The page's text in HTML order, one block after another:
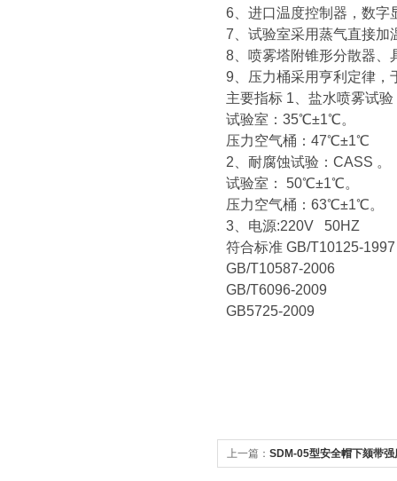
6、进口温度控制器，数
7、试验室采用蒸气直接
8、喷雾塔附锥形分散器
9、压力桶采用亨利定律，
主要指标 1、盐水喷雾试
试验室：35℃±1℃。
压力空气桶：47℃±1℃
2、耐腐蚀试验：CASS 。
试验室： 50℃±1℃。
压力空气桶：63℃±1℃。
3、电源:220V 50HZ
符合标准 GB/T10125-1997
GB/T10587-2006
GB/T6096-2009
GB5725-2009
上一篇： SDM-05型安全帽下颏带